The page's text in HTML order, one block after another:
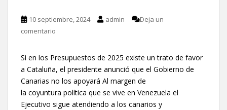
10 septiembre, 2024 admin
Deja un
comentario
Si en los Presupuestos de 2025 existe un trato de favor
a Cataluña, el presidente anunció que el Gobierno de
Canarias no los apoyará Al margen de
la coyuntura política que se vive en Venezuela el
Ejecutivo sigue atendiendo a los canarios y